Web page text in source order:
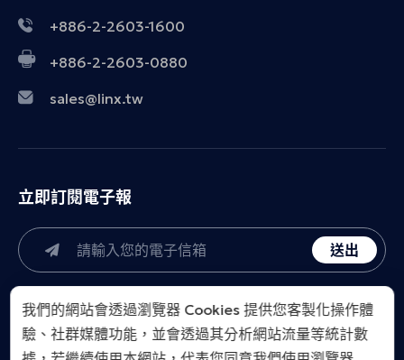
+886-2-2603-1600
+886-2-2603-0880
sales@linx.tw
立即訂閱電子報
送出
我們的網站會透過瀏覽器 Cookies 提供您客製化操作體
驗、社群媒體功能，並會透過其分析網站流量等統計數